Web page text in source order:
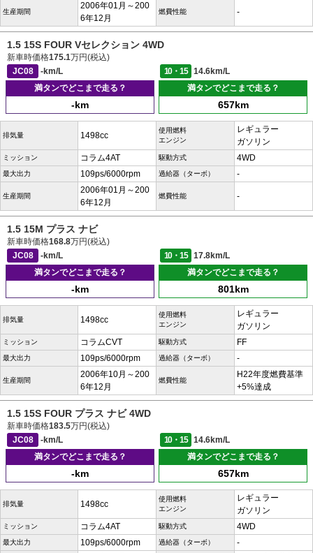
生産期間
2006年01月～200
6年12月
燃費性能 -
1.5 15S FOUR Vセレクション 4WD
新車時価格175.1万円(税込)
JC08
-km/L 10・15
14.6km/L
満タンでどこまで走る？
-km
満タンでどこまで走る？
657km
排気量 1498cc
使用燃料
エンジン
レギュラー
ガソリン
ミッション コラム4AT 駆動方式 4WD
最大出力 109ps/6000rpm 過給器（ターボ） -
生産期間
2006年01月～200
6年12月
燃費性能 -
1.5 15M プラス ナビ
新車時価格168.8万円(税込)
JC08
-km/L 10・15
17.8km/L
満タンでどこまで走る？
-km
満タンでどこまで走る？
801km
排気量 1498cc
使用燃料
エンジン
レギュラー
ガソリン
ミッション コラムCVT 駆動方式 FF
最大出力 109ps/6000rpm 過給器（ターボ） -
生産期間
2006年10月～200
6年12月
燃費性能
H22年度燃費基準
+5%達成
1.5 15S FOUR プラス ナビ 4WD
新車時価格183.5万円(税込)
JC08
-km/L 10・15
14.6km/L
満タンでどこまで走る？
-km
満タンでどこまで走る？
657km
排気量 1498cc
使用燃料
エンジン
レギュラー
ガソリン
ミッション コラム4AT 駆動方式 4WD
最大出力 109ps/6000rpm 過給器（ターボ） -